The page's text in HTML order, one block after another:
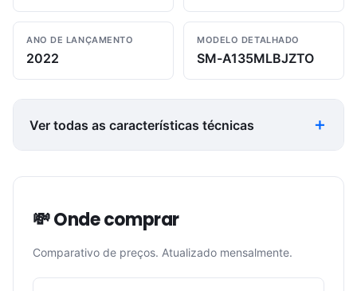
ANO DE LANÇAMENTO
2022
MODELO DETALHADO
SM-A135MLBJZTO
Ver todas as características técnicas
💸 Onde comprar
Comparativo de preços. Atualizado mensalmente.